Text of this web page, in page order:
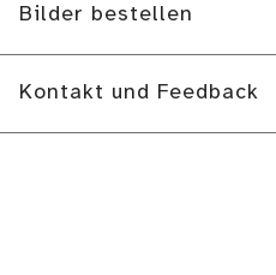
Bilder bestellen
Kontakt und Feedback